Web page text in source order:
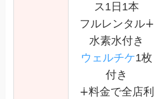
ス1日1本
フルレンタル∔
水素水付き
ウェルチケ1枚
付き
∔料金で全店利